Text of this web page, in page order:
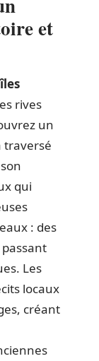
et
îles
rives
un
traversé
qui
: des
Les
locaux
créant